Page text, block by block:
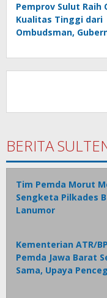
Pemprov Sulut Raih
Kualitas Tinggi dari
Ombudsman,
Tolak Ukur
BERITA
Tim Pemda Morut
Sengketa Pilkades
Lanumor
Kementerian ATR/
Pemda Jawa Barat
Sama, Upaya